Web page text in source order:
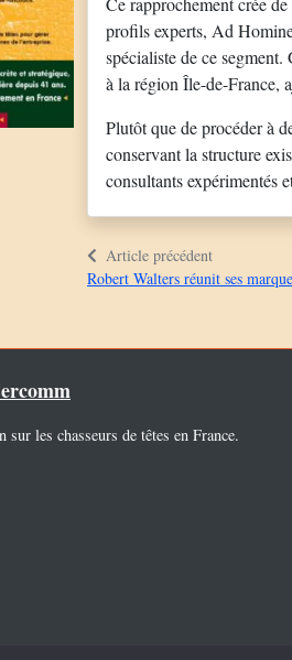
profils experts, Ad
spécialiste de ce
à la région Île-de-France,
Plutôt que de procéder à
conservant la structure
consultants expérimentés
Article précédent
Robert Walters réunit ses
les chasseurs de têtes en France.